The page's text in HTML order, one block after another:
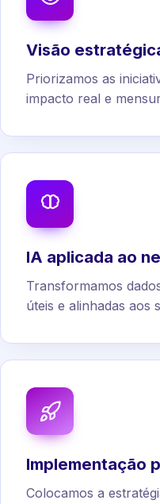
Visão
Priorizamos as
impacto real e
IA aplicada ao
Transformamos
úteis e alinhadas aos
Implementação
Colocamos a